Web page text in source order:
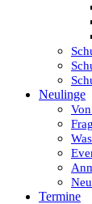
Neulinge
Termine